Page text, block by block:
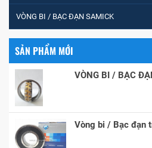
VÒNG BI / BẠC ĐẠN SAMICK
SẢN PHẨM MỚI
VÒNG BI / BẠC
Vòng bi / Bạc đạn